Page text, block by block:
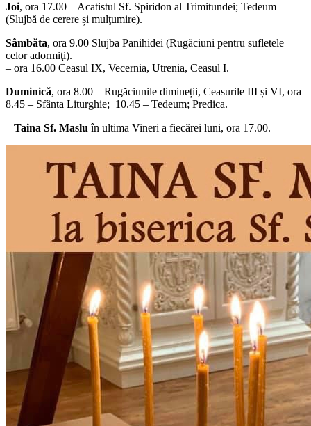
Joi, ora 17.00 – Acatistul Sf. Spiridon al Trimitundei; Tedeum
(Slujbă de cerere și mulţumire).
Sâmbăta, ora 9.00 Slujba Panihidei (Rugăciuni pentru sufletele
celor adormiţi).
– ora 16.00 Ceasul IX, Vecernia, Utrenia, Ceasul I.
Duminică, ora 8.00 – Rugăciunile dimineții, Ceasurile III și VI, ora
8.45 – Sfânta Liturghie; 10.45 – Tedeum; Predica.
– Taina Sf. Maslu în ultima Vineri a fiecărei luni, ora 17.00.